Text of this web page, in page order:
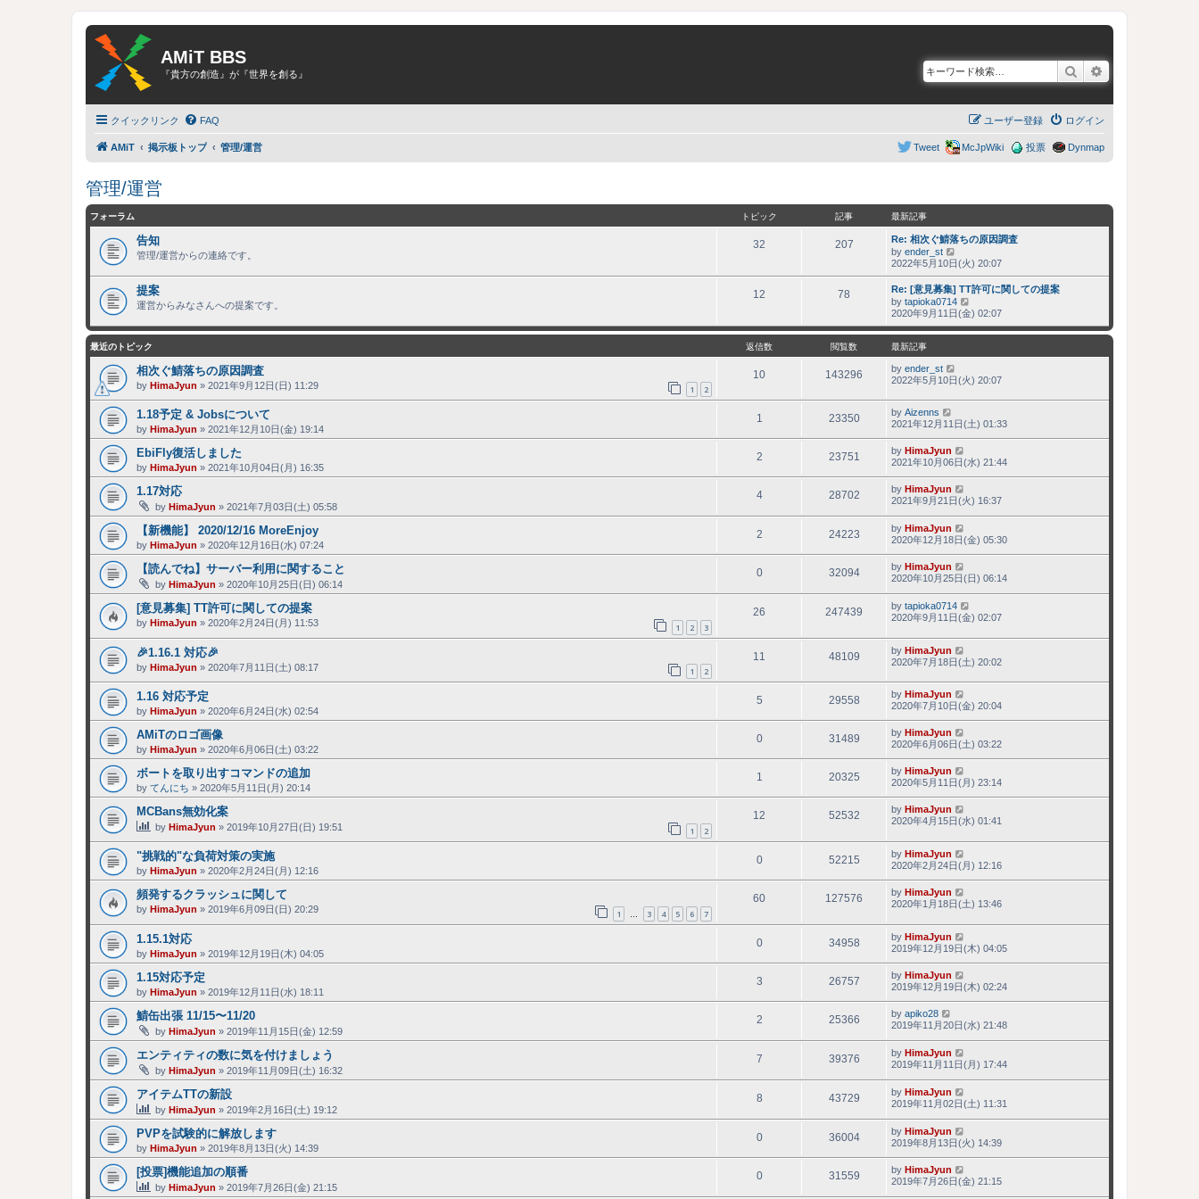
AMiT BBS
『貴方の創造』が『世界を創る』 検索
クイックリンク FAQ ログイン
ユーザー登録
AMiT 掲示板トップ 管理/運営 Dynmap
投票
McJpWiki
Tweet
管理/運営
フォーラム トピック 記事 最新記事
告知
管理/運営からの連絡です。
32 207
Re: 相次ぐ鯖落ちの原因調査
by ender_st
新
記
事
2022年5月10日(火) 20:07
提案
運営からみなさんへの提案です。
12 78
Re: [意見募集] TT許可に関しての提案
by tapioka0714
新
記
2020年9月11日(金) 02:07
最近のトピック 返信数 閲覧数 最新記事
相次ぐ鯖落ちの原因調査
by HimaJyun » 2021年9月12日(日) 11:29 1 2
10 143296 by ender_st
2022年5月10日(火) 20:07
1.18予定 & Jobsについて
by HimaJyun » 2021年12月10日(金) 19:14
1 23350 by Aizenns
2021年12月11日(土) 01:33
EbiFly復活しました
by HimaJyun » 2021年10月04日(月) 16:35
2 23751 by HimaJyun
2021年10月06日(水) 21:44
1.17対応
by HimaJyun » 2021年7月03日(土) 05:58
4 28702 by HimaJyun
2021年9月21日(火) 16:37
【新機能】 2020/12/16 MoreEnjoy
by HimaJyun » 2020年12月16日(水) 07:24
2 24223 by HimaJyun
2020年12月18日(金) 05:30
【読んでね】サーバー利用に関すること
by HimaJyun » 2020年10月25日(日) 06:14
0 32094 by HimaJyun
2020年10月25日(日) 06:14
[意見募集] TT許可に関しての提案
by HimaJyun » 2020年2月24日(月) 11:53 1 2 3
26 247439 by tapioka0714
2020年9月11日(金) 02:07
🎉1.16.1 対応🎉
by HimaJyun » 2020年7月11日(土) 08:17 1 2
11 48109 by HimaJyun
2020年7月18日(土) 20:02
1.16 対応予定
by HimaJyun » 2020年6月24日(水) 02:54
5 29558 by HimaJyun
2020年7月10日(金) 20:04
AMiTのロゴ画像
by HimaJyun » 2020年6月06日(土) 03:22
0 31489 by HimaJyun
2020年6月06日(土) 03:22
ボートを取り出すコマンドの追加
by てんにち » 2020年5月11日(月) 20:14
1 20325 by HimaJyun
2020年5月11日(月) 23:14
MCBans無効化案
by HimaJyun » 2019年10月27日(日) 19:51 1 2
12 52532 by HimaJyun
2020年4月15日(水) 01:41
"挑戦的"な負荷対策の実施
by HimaJyun » 2020年2月24日(月) 12:16
0 52215 by HimaJyun
2020年2月24日(月) 12:16
頻発するクラッシュに関して
by HimaJyun » 2019年6月09日(日) 20:29 1 … 3 4 5 6 7
60 127576 by HimaJyun
2020年1月18日(土) 13:46
1.15.1対応
by HimaJyun » 2019年12月19日(木) 04:05
0 34958 by HimaJyun
2019年12月19日(木) 04:05
1.15対応予定
by HimaJyun » 2019年12月11日(水) 18:11
3 26757 by HimaJyun
2019年12月19日(木) 02:24
鯖缶出張 11/15〜11/20
by HimaJyun » 2019年11月15日(金) 12:59
2 25366 by apiko28
2019年11月20日(水) 21:48
エンティティの数に気を付けましょう
by HimaJyun » 2019年11月09日(土) 16:32
7 39376 by HimaJyun
2019年11月11日(月) 17:44
アイテムTTの新設
by HimaJyun » 2019年2月16日(土) 19:12
8 43729 by HimaJyun
2019年11月02日(土) 11:31
PVPを試験的に解放します
by HimaJyun » 2019年8月13日(火) 14:39
0 36004 by HimaJyun
2019年8月13日(火) 14:39
[投票]機能追加の順番
by HimaJyun » 2019年7月26日(金) 21:15
0 31559 by HimaJyun
2019年7月26日(金) 21:15